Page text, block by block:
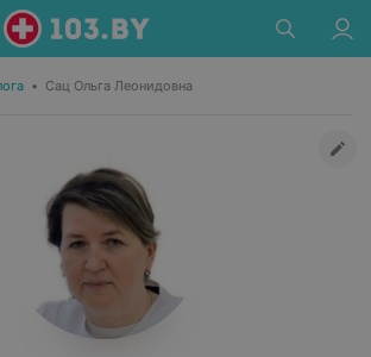
• Сац Ольга Леонидовна